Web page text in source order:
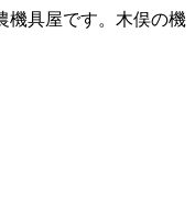
機具屋です。木俣の機